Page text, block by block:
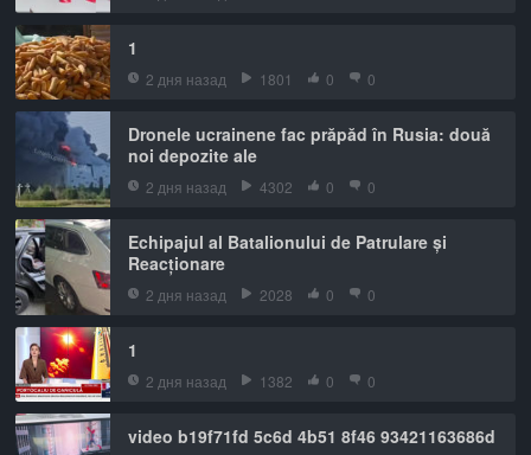
1
2 дня назад 1801 0 0
Dronele ucrainene fac prăpăd în Rusia: două
noi depozite ale
2 дня назад 4302 0 0
Echipajul al Batalionului de Patrulare și
Reacționare
2 дня назад 2028 0 0
1
2 дня назад 1382 0 0
video b19f71fd 5c6d 4b51 8f46 93421163686d